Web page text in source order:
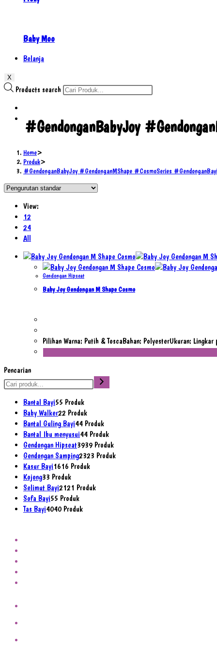
Baby Moo
Belanja
X
Products search
#GendonganBabyJoy
Home>
Produk>
#GendonganBabyJoy #GendonganMShape #CosmoSeries
View:
12
24
All
Gendongan Hipseat
Baby Joy Gendongan M Shape Cosmo
Pilihan Warna: Putih & ToscaBahan: PolyesterUkuran:
Pencarian
Bantal Bayi55 Produk
Baby Walker22 Produk
Bantal Guling Bayi44 Produk
Bantal Ibu menyusui44 Produk
Gendongan Hipseat3939 Produk
Gendongan Samping2323 Produk
Kasur Bayi1616 Produk
Kojong33 Produk
Selimut Bayi2121 Produk
Sofa Bayi55 Produk
Tas Bayi4040 Produk